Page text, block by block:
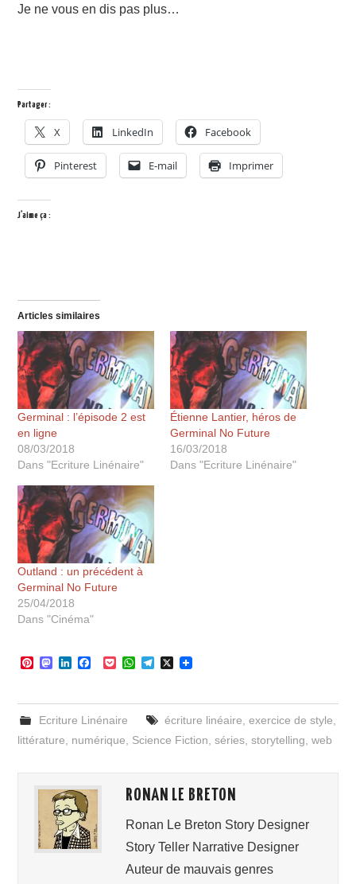
Je ne vous en dis pas plus…
Partager :
X LinkedIn Facebook
Pinterest E-mail Imprimer
J’aime ça :
Articles similaires
Germinal : l’épisode 2 est
en ligne
08/03/2018
Dans "Ecriture Linénaire"
Étienne Lantier, héros de
Germinal No Future
16/03/2018
Dans "Ecriture Linénaire"
Outland : un précédent à
Germinal No Future
25/04/2018
Dans "Cinéma"
P
t
e
e
M
t
o
d
o
L
k
d
I
e
o
o
P
k
e
t
W
t
p
T
e
r
a
X
Ecriture Linénaire écriture linéaire exercice de style
littérature
numérique Science Fiction ,séries ,storytelling ,web
RONAN LE BRETON
Ronan Le Breton Story Designer
Story Teller Narrative Designer
Auteur de mauvais genres